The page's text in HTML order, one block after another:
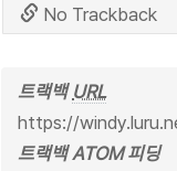
No Trackback
트랙백 URL
https://
트랙백 ATOM 피딩